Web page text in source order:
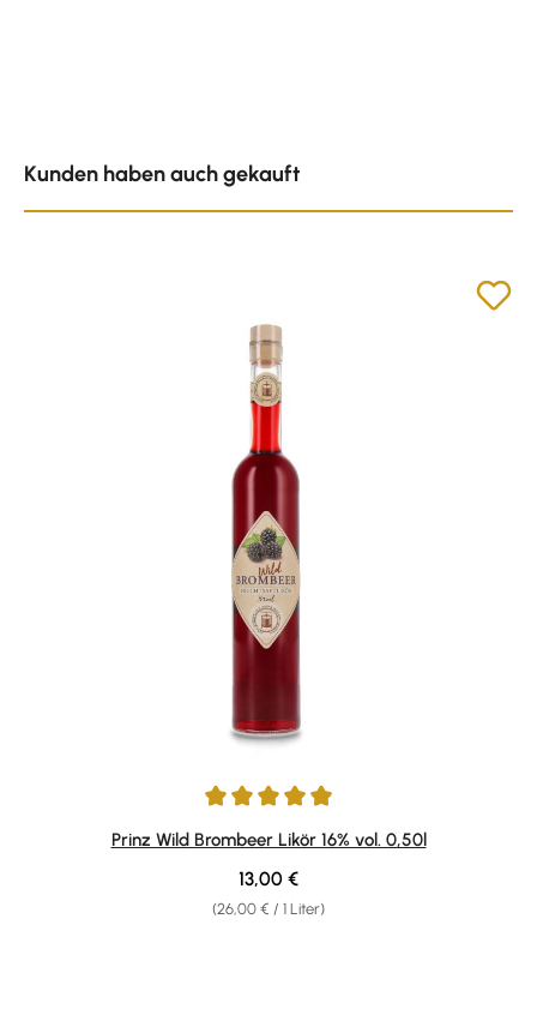
Kunden haben auch gekauft
Durchschnittliche Bewertung von 4.98 von 5 Sternen
Prinz Wild Brombeer Likör 16% vol. 0,50l
(26,00 € / 1 Liter)
Regulärer Preis:
13,00 €